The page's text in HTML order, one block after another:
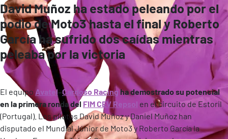
David Muñoz ha estado peleando por el
podio de Moto3 hasta el final y Roberto
García ha sufrido dos caídas mientras
peleaba por la victoria
El equipo Avatel–Cardoso Racingha demostrado su potencial
en la primera ronda del FIM CEV Repsol en el circuito de Estoril
(Portugal). Los pilotos David Muñoz y Daniel Muñoz han
disputado el Mundial Júnior de Moto3 y Roberto García la